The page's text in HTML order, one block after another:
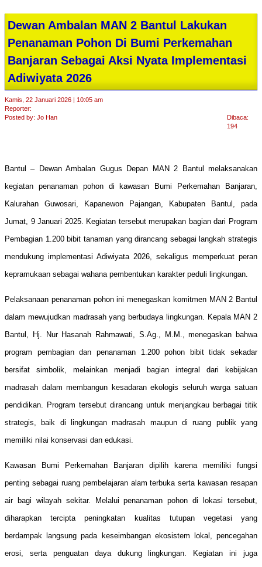
Dewan Ambalan MAN 2 Bantul Lakukan
Penanaman Pohon Di Bumi Perkemahan
Banjaran Sebagai Aksi Nyata Implementasi
Adiwiyata 2026
Kamis, 22 Januari 2026 | 10:05 am
Reporter:
Posted by: Jo Han
Dibaca:
194
Bantul – Dewan Ambalan Gugus Depan MAN 2 Bantul melaksanakan
kegiatan penanaman pohon di kawasan Bumi Perkemahan Banjaran,
Kalurahan Guwosari, Kapanewon Pajangan, Kabupaten Bantul, pada
Jumat, 9 Januari 2025. Kegiatan tersebut merupakan bagian dari Program
Pembagian 1.200 bibit tanaman yang dirancang sebagai langkah strategis
mendukung implementasi Adiwiyata 2026, sekaligus memperkuat peran
kepramukaan sebagai wahana pembentukan karakter peduli lingkungan.
Pelaksanaan penanaman pohon ini menegaskan komitmen MAN 2 Bantul
dalam mewujudkan madrasah yang berbudaya lingkungan. Kepala MAN 2
Bantul, Hj. Nur Hasanah Rahmawati, S.Ag., M.M., menegaskan bahwa
program pembagian dan penanaman 1.200 pohon bibit tidak sekadar
bersifat simbolik, melainkan menjadi bagian integral dari kebijakan
madrasah dalam membangun kesadaran ekologis seluruh warga satuan
pendidikan. Program tersebut dirancang untuk menjangkau berbagai titik
strategis, baik di lingkungan madrasah maupun di ruang publik yang
memiliki nilai konservasi dan edukasi.
Kawasan Bumi Perkemahan Banjaran dipilih karena memiliki fungsi
penting sebagai ruang pembelajaran alam terbuka serta kawasan resapan
air bagi wilayah sekitar. Melalui penanaman pohon di lokasi tersebut,
diharapkan tercipta peningkatan kualitas tutupan vegetasi yang
berdampak langsung pada keseimbangan ekosistem lokal, pencegahan
erosi, serta penguatan daya dukung lingkungan. Kegiatan ini juga